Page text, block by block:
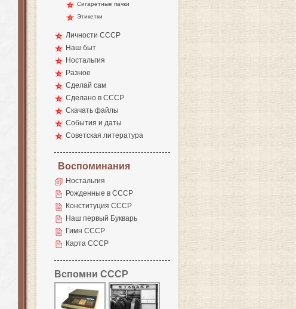
Сигаретные пачки
Этикетки
Личности СССР
Наш быт
Ностальгия
Разное
Сделай сам
Сделано в СССР
Скачать файлы
События и даты
Советская литература
Воспоминания
Ностальгия
Рожденные в СССР
Конституция СССР
Наш первый Букварь
Гимн СССР
Карта СССР
Вспомни СССР